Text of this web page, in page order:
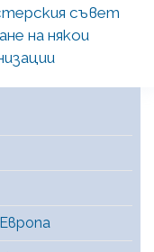
съвет
на някои